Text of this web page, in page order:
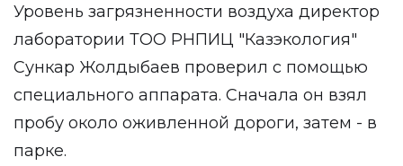
Уровень загрязненности воздуха директор
лаборатории ТОО РНПИЦ "Казэкология"
Сункар Жолдыбаев проверил с помощью
специального аппарата. Сначала он взял
пробу около оживленной дороги, затем - в
парке.